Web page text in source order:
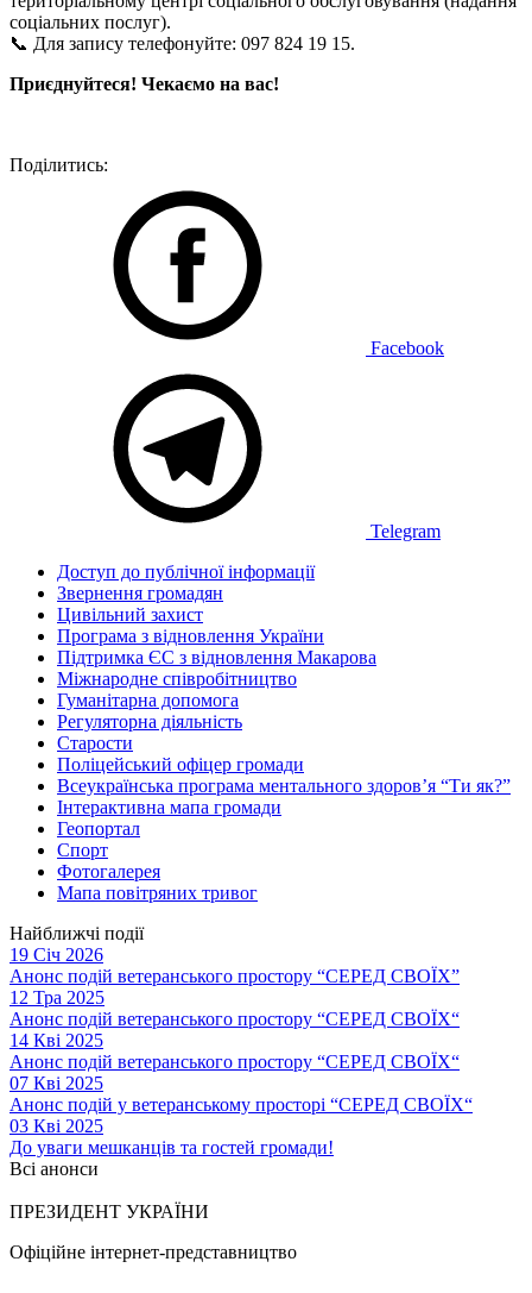
соціальних послуг).
📞 Для запису телефонуйте: 097 824 19 15.
Приєднуйтеся! Чекаємо на вас!
Поділитись:
Facebook
Telegram
Доступ до публічної інформації
Звернення громадян
Цивільний захист
Програма з відновлення України
Підтримка ЄС з відновлення Макарова
Міжнародне співробітництво
Гуманітарна допомога
Регуляторна діяльність
Старости
Поліцейський офіцер громади
Всеукраїнська програма ментального здоров’я “Ти як?”
Інтерактивна мапа громади
Геопортал
Спорт
Фотогалерея
Мапа повітряних тривог
Найближчі події
19 Січ 2026
Анонс подій ветеранського простору “СЕРЕД СВОЇХ”
12 Тра 2025
Анонс подій ветеранського простору “СЕРЕД СВОЇХ“
14 Кві 2025
Анонс подій ветеранського простору “СЕРЕД СВОЇХ“
07 Кві 2025
Анонс подій у ветеранському просторі “СЕРЕД СВОЇХ“
03 Кві 2025
До уваги мешканців та гостей громади!
Всі анонси
ПРЕЗИДЕНТ УКРАЇНИ
Офіційне інтернет-представництво